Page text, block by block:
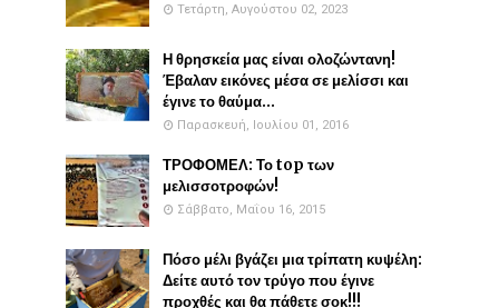
Τετάρτη, Αυγούστου 02, 2023
Η θρησκεία μας είναι ολοζώντανη!
Έβαλαν εικόνες μέσα σε μελίσσι και
έγινε το θαύμα...
Παρασκευή, Ιουλίου 01, 2016
ΤΡΟΦΟΜΕΛ: Το top των
μελισσοτροφών!
Σάββατο, Μαΐου 16, 2015
Πόσο μέλι βγάζει μια τρίπατη κυψέλη:
Δείτε αυτό τον τρύγο που έγινε
προχθές και θα πάθετε σοκ!!!